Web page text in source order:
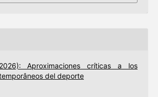
Aproximaciones críticas a los
del deporte